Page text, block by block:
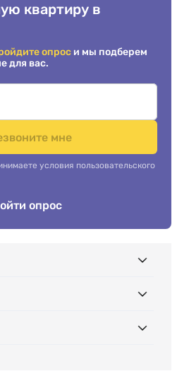
квартиру в
опрос и мы подберем
для вас.
мне
условия пользовательского
опрос